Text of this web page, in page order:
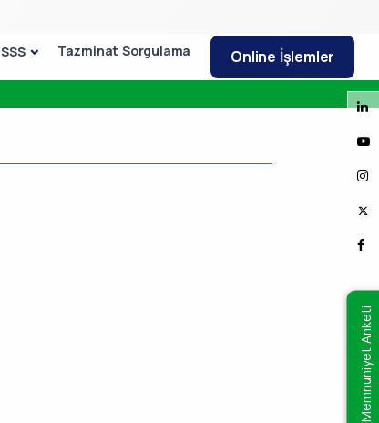
Memnuniyet Anketi
SSS Tazminat Sorgulama Online İşlemler